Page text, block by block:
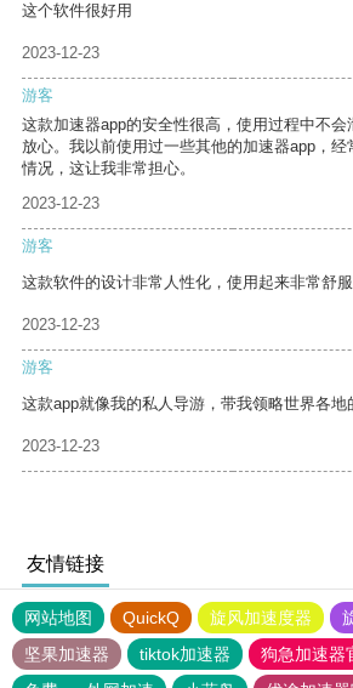
这个软件很好用
2023-12-23
游客
这款加速器app的安全性很高，使用过程中不
放心。我以前使用过一些其他的加速器app，
情况，这让我非常担心。
2023-12-23
游客
这款软件的设计非常人性化，使用起来非常舒服
2023-12-23
游客
这款app就像我的私人导游，带我领略世界各地
2023-12-23
友情链接
网站地图 QuickQ 旋风加速度器
坚果加速器
tiktok加速器
狗急加速器